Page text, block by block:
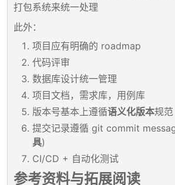
打包系统来统一处理
此外：
项目应有明确的 roadmap
代码评审
数据库设计统一管理
项目文档，需求库，用例库
版本号基本上遵循语义化版本规范
提交记录遵循 git commit
具)
CI/CD + 自动化测试
参考资料与拓展阅读